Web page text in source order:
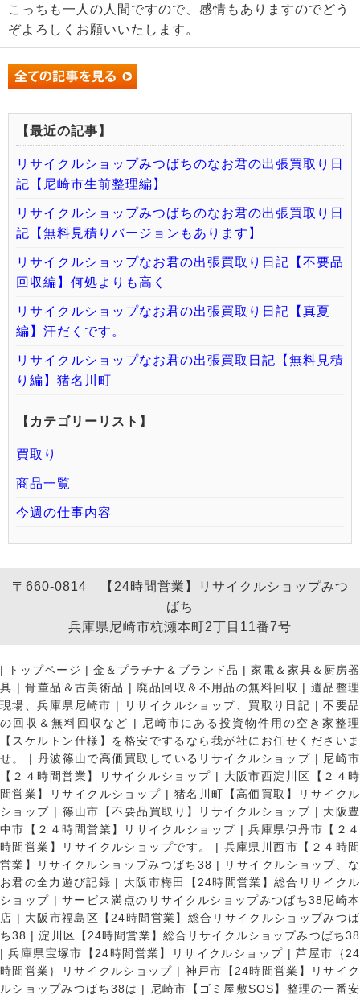
こっちも一人の人間ですので、感情もありますのでどう
ぞよろしくお願いいたします。
【最近の記事】
リサイクルショップみつばちのなお君の出張買取り日
記【尼崎市生前整理編】
リサイクルショップみつばちのなお君の出張買取り日
記【無料見積りバージョンもあります】
リサイクルショップなお君の出張買取り日記【不要品
回収編】何処よりも高く
リサイクルショップなお君の出張買取り日記【真夏
編】汗だくです。
リサイクルショップなお君の出張買取日記【無料見積
り編】猪名川町
【カテゴリーリスト】
買取り
商品一覧
今週の仕事内容
〒660-0814 【24時間営業】リサイクルショップみつ
ばち
兵庫県尼崎市杭瀬本町2丁目11番7号
| トップページ | 金＆プラチナ＆ブランド品 |家電＆家具＆厨房器
具 |骨董品＆古美術品 | 廃品回収＆不用品の無料回収 | 遺品整理
現場、兵庫県尼崎市 | リサイクルショップ、買取り日記 |不要品
の回収＆無料回収など |
尼崎市にある投資物件用の空き家整理
【スケルトン仕様】を格安でするなら我が社にお任せくださいま
せ。
| 丹波篠山で高価買取しているリサイクルショップ | 尼崎市
【２４時間営業】リサイクルショップ | 大阪市西淀川区【２４時
間営業】リサイクルショップ | 猪名川町【高価買取】リサイクル
ショップ | 篠山市【不要品買取り】リサイクルショップ | 大阪豊
中市【２４時間営業】リサイクルショップ |兵庫県伊丹市【２４
時間営業】リサイクルショップです。
| 兵庫県川西市【２４時間
営業】リサイクルショップみつばち38 |
リサイクルショップ、な
お君の全力遊び記録 | 大阪市梅田【24時間営業】総合リサイクル
ショップ |サービス満点のリサイクルショップみつばち38尼崎本
店 | 大阪市福島区【24時間営業】総合リサイクルショップみつば
ち38 |淀川区【24時間営業】総合リサイクルショップみつばち38
|兵庫県宝塚市【24時間営業】リサイクルショップ |芦屋市｛24
時間営業｝リサイクルショップ | 神戸市【24時間営業】リサイク
ルショップみつばち38は | 尼崎市【ゴミ屋敷SOS】整理の一番安